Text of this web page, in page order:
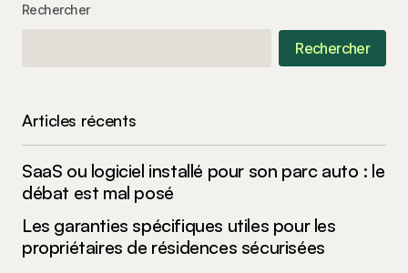
Rechercher
Rechercher
Articles récents
SaaS ou logiciel installé pour son parc auto : le
débat est mal posé
Les garanties spécifiques utiles pour les
propriétaires de résidences sécurisées